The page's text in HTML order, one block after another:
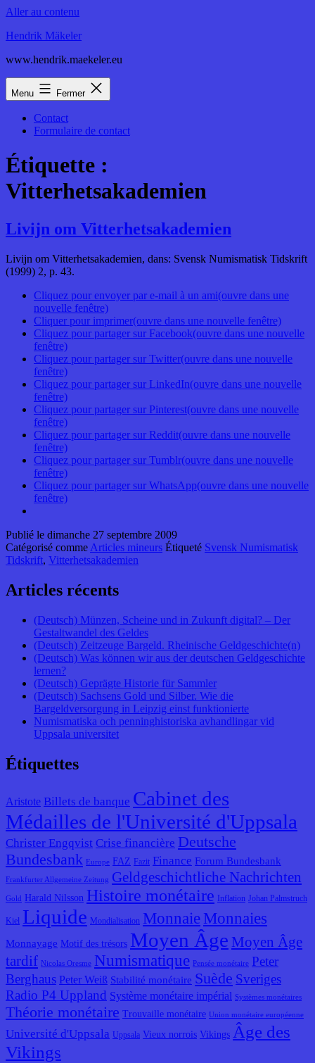
Aller au contenu
Hendrik Mäkeler
www.hendrik.maekeler.eu
Menu Fermer
Contact
Formulaire de contact
Étiquette :
Vitterhetsakademien
Livijn om Vitterhetsakademien
Livijn om Vitterhetsakademien, dans: Svensk Numismatisk Tidskrift
(1999) 2, p. 43.
Cliquez pour envoyer par e-mail à un ami(ouvre dans une
nouvelle fenêtre)
Cliquer pour imprimer(ouvre dans une nouvelle fenêtre)
Cliquez pour partager sur Facebook(ouvre dans une nouvelle
fenêtre)
Cliquez pour partager sur Twitter(ouvre dans une nouvelle
fenêtre)
Cliquez pour partager sur LinkedIn(ouvre dans une nouvelle
fenêtre)
Cliquez pour partager sur Pinterest(ouvre dans une nouvelle
fenêtre)
Cliquez pour partager sur Reddit(ouvre dans une nouvelle
fenêtre)
Cliquez pour partager sur Tumblr(ouvre dans une nouvelle
fenêtre)
Cliquez pour partager sur WhatsApp(ouvre dans une nouvelle
fenêtre)
Publié le dimanche 27 septembre 2009
Catégorisé comme Articles mineurs Étiqueté Svensk Numismatisk
Tidskrift, Vitterhetsakademien
Articles récents
(Deutsch) Münzen, Scheine und in Zukunft digital? – Der
Gestaltwandel des Geldes
(Deutsch) Zeitzeuge Bargeld. Rheinische Geldgeschichte(n)
(Deutsch) Was können wir aus der deutschen Geldgeschichte
lernen?
(Deutsch) Geprägte Historie für Sammler
(Deutsch) Sachsens Gold und Silber. Wie die
Bargeldversorgung in Leipzig einst funktionierte
Numismatiska och penninghistoriska avhandlingar vid
Uppsala universitet
Étiquettes
Aristote Billets de banque Cabinet des
Médailles de l'Université d'Uppsala
Christer Engqvist Crise financière Deutsche
Bundesbank
Europe FAZ Fazit Finance Forum Bundesbank
Frankfurter Allgemeine Zeitung Geldgeschichtliche Nachrichten
Gold Harald Nilsson Histoire monétaire Inflation Johan Palmstruch
Kiel Liquide Mondialisation Monnaie Monnaies
Monnayage Motif des trésors Moyen Âge Moyen Âge
tardif Nicolas Oresme Numismatique Pensée monétaire Peter
Berghaus Peter Weiß Stabilité monétaire Suède Sveriges
Radio P4 Uppland Système monétaire impérial Systèmes monétaires
Théorie monétaire Trouvaille monétaire Union monétaire européenne
Université d'Uppsala Uppsala Vieux norrois Vikings Âge des
Vikings